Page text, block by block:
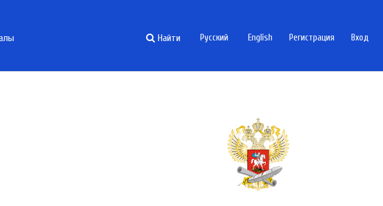
Найти Русский English Регистрация Вход